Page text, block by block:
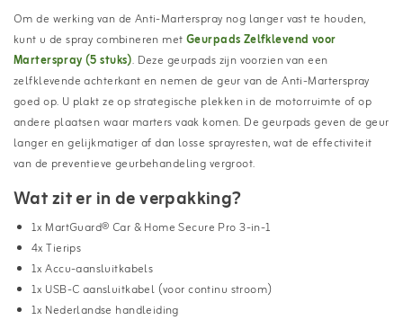
Om de werking van de Anti-Marterspray nog langer vast te houden,
kunt u de spray combineren metGeurpads Zelfklevend voor
Marterspray (5 stuks). Deze geurpads zijn voorzien van een
zelfklevende achterkant en nemen de geur van de Anti-Marterspray
goed op. U plakt ze op strategische plekken in de motorruimte of op
andere plaatsen waar marters vaak komen. De geurpads geven de geur
langer en gelijkmatiger af dan losse sprayresten, wat de effectiviteit
van de preventieve geurbehandeling vergroot.
Wat zit er in de verpakking?
1x MartGuard® Car & Home Secure Pro 3-in-1
4x Tierips
1x Accu-aansluitkabels
1x USB-C aansluitkabel (voor continu stroom)
1x Nederlandse handleiding